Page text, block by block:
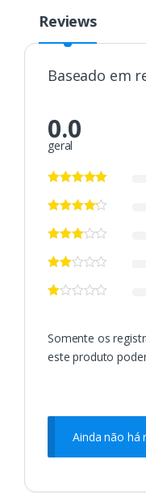
Reviews
Baseado em
0.0
geral
Somente os
este produto
Ainda não há